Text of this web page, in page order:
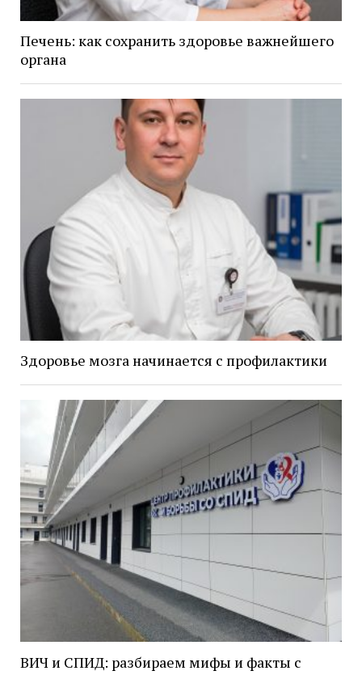
Печень: как сохранить здоровье важнейшего
органа
Здоровье мозга начинается с профилактики
ВИЧ и СПИД: разбираем мифы и факты с